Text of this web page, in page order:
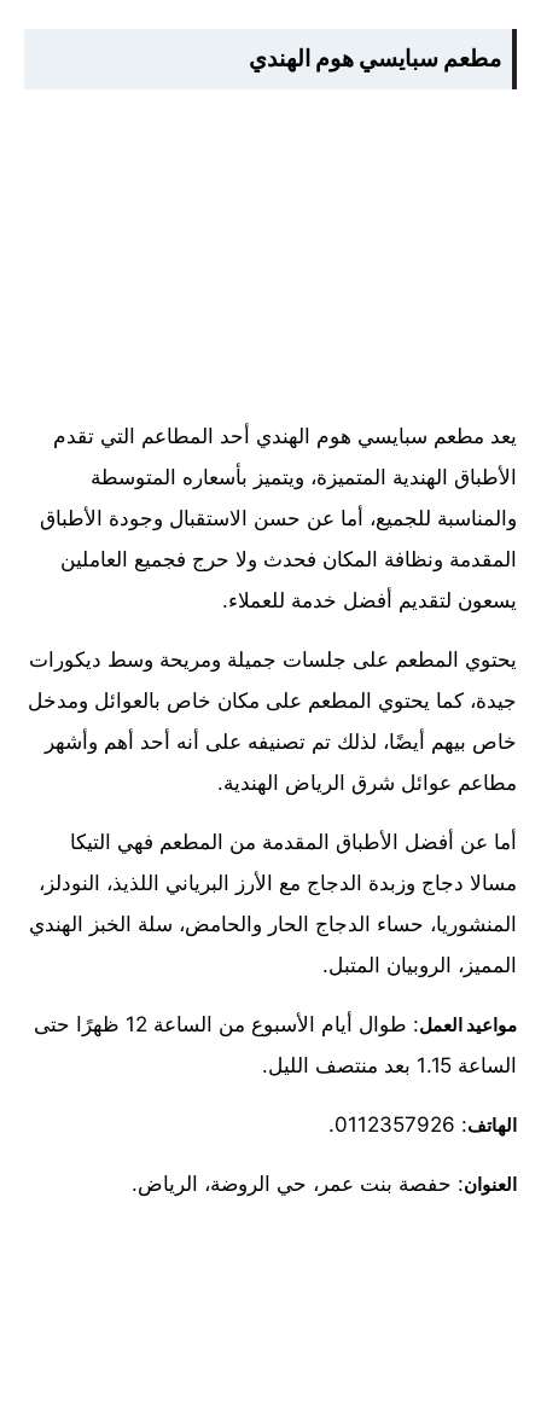
مطعم سبايسي هوم الهندي
يعد مطعم سبايسي هوم الهندي أحد المطاعم التي تقدم
الأطباق الهندية المتميزة، ويتميز بأسعاره المتوسطة
والمناسبة للجميع، أما عن حسن الاستقبال وجودة الأطباق
المقدمة ونظافة المكان فحدث ولا حرج فجميع العاملين
يسعون لتقديم أفضل خدمة للعملاء.
يحتوي المطعم على جلسات جميلة ومريحة وسط ديكورات
جيدة، كما يحتوي المطعم على مكان خاص بالعوائل ومدخل
خاص بيهم أيضًا، لذلك تم تصنيفه على أنه أحد أهم وأشهر
مطاعم عوائل شرق الرياض الهندية.
أما عن أفضل الأطباق المقدمة من المطعم فهي التيكا
مسالا دجاج وزبدة الدجاج مع الأرز البرياني اللذيذ، النودلز،
المنشوريا، حساء الدجاج الحار والحامض، سلة الخبز الهندي
المميز، الروبيان المتبل.
مواعيد العمل
: طوال أيام الأسبوع من الساعة 12 ظهرًا حتى
الساعة 1.15 بعد منتصف الليل.
الهاتف: 0112357926.
العنوان: حفصة بنت عمر، حي الروضة، الرياض.